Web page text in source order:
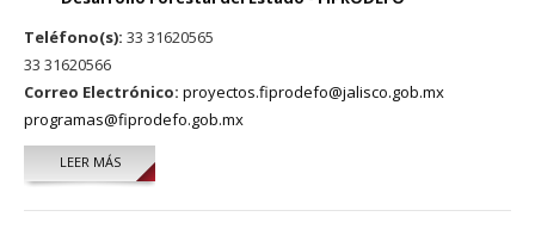
Teléfono(s): 33 31620565
33 31620566
Correo Electrónico: proyectos.fiprodefo@jalisco.gob.mx
programas@fiprodefo.gob.mx
LEER MÁSSOBRE IMELDA RIVERA ESCOBEDO